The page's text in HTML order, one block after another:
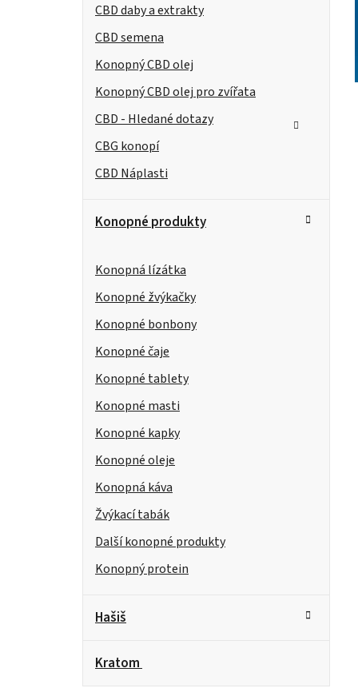
p
a
n
CBD daby a extrakty
CBD semena
Konopný CBD olej
Konopný CBD olej pro zvířata
CBD - Hledané dotazy
CBG konopí
CBD Náplasti
Konopné produkty
Konopná lízátka
Konopné žvýkačky
Konopné bonbony
Konopné čaje
Konopné tablety
Konopné masti
Konopné kapky
Konopné oleje
Konopná káva
Žvýkací tabák
Další konopné produkty
Konopný protein
Hašiš
Kratom